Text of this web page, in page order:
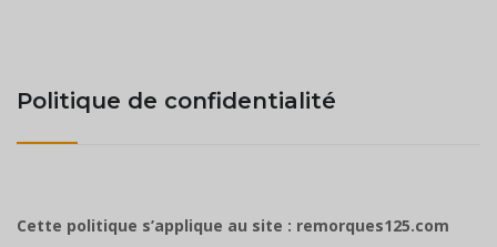
Politique de confidentialité
Cette politique s’applique au site : remorques125.com